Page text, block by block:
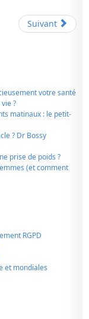
Suivant
votre santé
?
matinaux : le petit-
? Dr Bossy
prise de poids ?
(et comment
RGPD
et mondiales